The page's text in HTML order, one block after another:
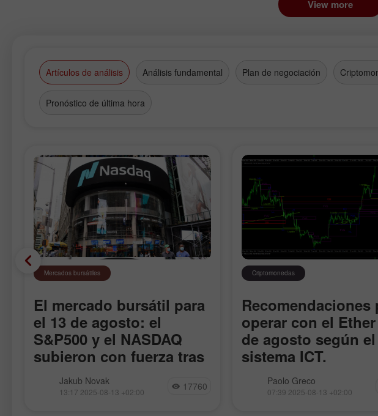
View more
Artículos de análisis Análisis fundamental Plan de negociación
Pronóstico de última hora
Mercados bursátiles
El mercado bursátil para
el 13 de agosto: el
S&P500 y el NASDAQ
subieron con fuerza tras
las estadísticas de
inflación
Al cierre de ayer, los índices
bursátiles estadounidenses terminaron
Jakub Novak
13:17 2025-08-13 +02:00 17760
Criptomonedas
Recomendaciones
operar con el
de agosto según el
sistema ICT.
El Ether sigue batiendo todos
récords imaginables. El
Paolo Greco
07:39 2025-08-13 +02:00
Abrir una Cuenta
de Demostración
Abrir